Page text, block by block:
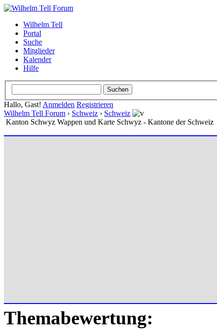
Wilhelm Tell
Portal
Suche
Mitglieder
Kalender
Hilfe
Hallo, Gast! Anmelden Registrieren
Wilhelm Tell Forum › Schweiz › Schweiz
Kanton Schwyz Wappen und Karte Schwyz - Kantone der Schweiz
Themabewertung: